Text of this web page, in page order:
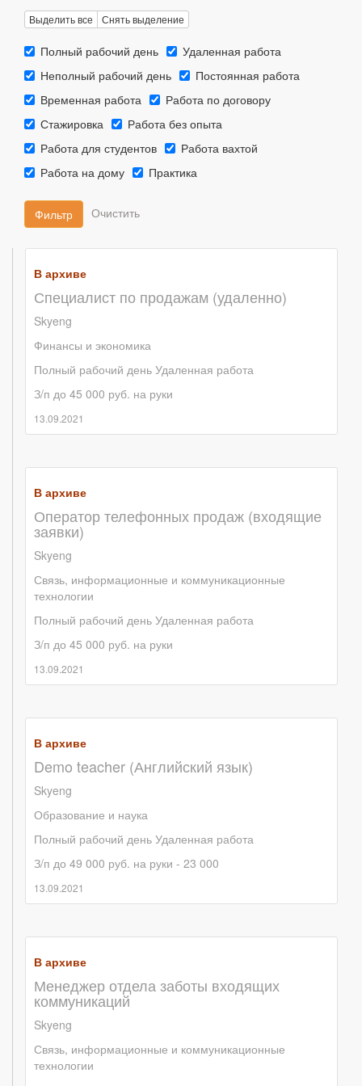
Выделить все Снять выделение
Тип
Полный рабочий день
Тип
занятости::
Удаленная работа
Тип
Неполный рабочий день
Тип
Постоянная работа
Тип
Временная работа
Тип
Работа по договору
Тип
Стажировка
Тип
занятости::
Работа без опыта
Тип
Работа для студентов
Тип
Работа вахтой
Тип
Работа на дому
Тип
Практика
Фильтр
В архиве
Специалист по продажам (удаленно)
Skyeng
Финансы и экономика
Полный рабочий день Удаленная работа
З/п до 45 000 руб. на руки
13.09.2021
В архиве
Оператор телефонных продаж (входящие
заявки)
Skyeng
Связь, информационные и коммуникационные
технологии
Полный рабочий день Удаленная работа
З/п до 45 000 руб. на руки
13.09.2021
В архиве
Demo teacher (Английский язык)
Skyeng
Образование и наука
Полный рабочий день Удаленная работа
З/п до 49 000 руб. на руки - 23 000
13.09.2021
В архиве
Менеджер отдела заботы входящих
коммуникаций
Skyeng
Связь, информационные и коммуникационные
технологии